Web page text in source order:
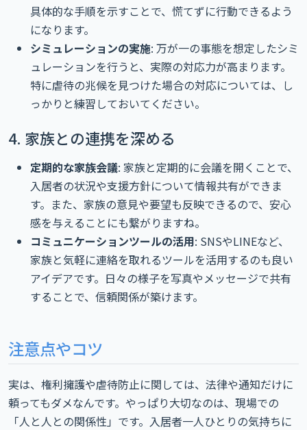
具体的な手順を示すことで、慌てずに行動できるよう
になります。
シミュレーションの実施: 万が一の事態を想定したシミ
ュレーションを行うと、実際の対応力が高まります。
特に虐待の兆候を見つけた場合の対応については、し
っかりと練習しておいてください。
4. 家族との連携を深める
定期的な家族会議: 家族と定期的に会議を開くことで、
入居者の状況や支援方針について情報共有ができま
す。また、家族の意見や要望も反映できるので、安心
感を与えることにも繋がりますね。
コミュニケーションツールの活用: SNSやLINEなど、
家族と気軽に連絡を取れるツールを活用するのも良い
アイデアです。日々の様子を写真やメッセージで共有
することで、信頼関係が築けます。
注意点やコツ
実は、権利擁護や虐待防止に関しては、法律や通知だけに
頼ってもダメなんです。やっぱり大切なのは、現場での
「人と人との関係性」です。入居者一人ひとりの気持ちに